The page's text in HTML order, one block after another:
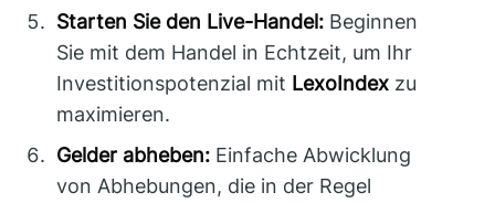
Starten Sie den Live-Handel: Beginnen
Sie mit dem Handel in Echtzeit, um Ihr
Investitionspotenzial mit LexoIndex zu
maximieren.
Gelder abheben: Einfache Abwicklung
von Abhebungen, die in der Regel